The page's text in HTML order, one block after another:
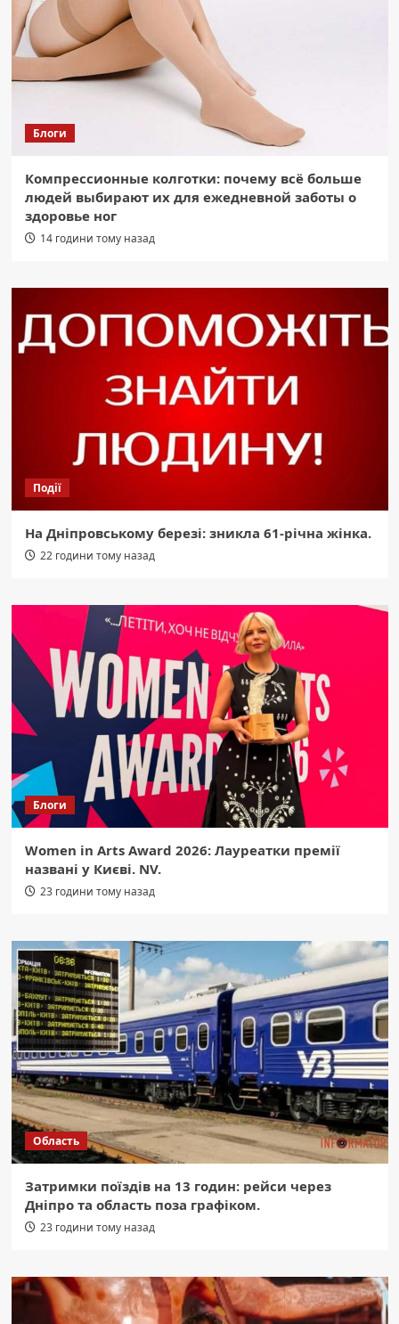
Блоги
Компрессионные колготки: почему всё больше
людей выбирают их для ежедневной заботы о
здоровье ног
14 години тому назад
Події
На Дніпровському березі: зникла 61-річна жінка.
22 години тому назад
Блоги
Women in Arts Award 2026: Лауреатки премії
названі у Києві. NV.
23 години тому назад
Область
Затримки поїздів на 13 годин: рейси через
Дніпро та область поза графіком.
23 години тому назад